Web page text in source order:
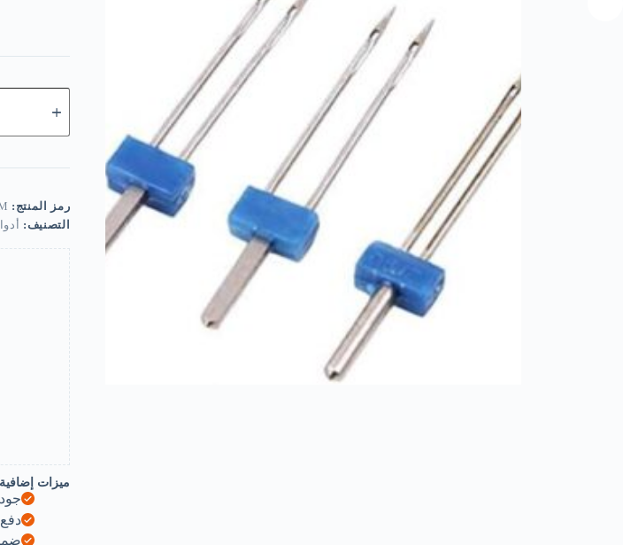
Roll
image
zoom
in
Sewing
Machine
Accessories
Double
Twin
Needle
Pins
for
Butterfly
Brother
Singer
-
Pack
of
3
رمز المنتج:
التصنيف:
ميزات إضافية